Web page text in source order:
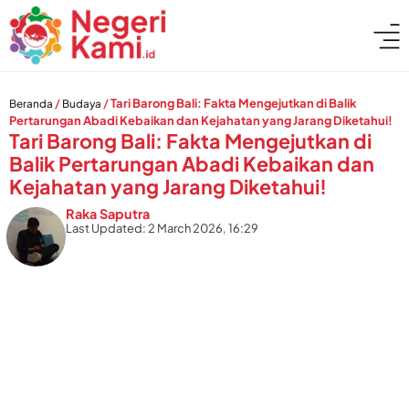
Beranda / Budaya /Tari Barong Bali: Fakta Mengejutkan di Balik
Pertarungan Abadi Kebaikan dan Kejahatan yang Jarang Diketahui!
Tari Barong Bali: Fakta Mengejutkan di
Balik Pertarungan Abadi Kebaikan dan
Kejahatan yang Jarang Diketahui!
Raka Saputra
Last Updated: 2 March 2026, 16:29